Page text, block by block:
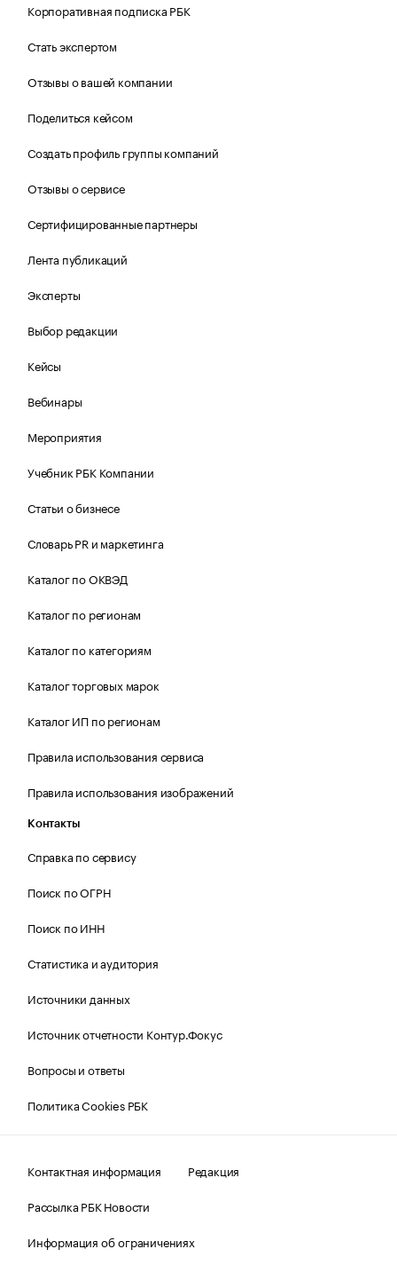
Корпоративная подписка РБК
Стать экспертом
Отзывы о вашей компании
Поделиться кейсом
Создать профиль группы компаний
Отзывы о сервисе
Сертифицированные партнеры
Лента публикаций
Эксперты
Выбор редакции
Кейсы
Вебинары
Мероприятия
Учебник РБК Компании
Статьи о бизнесе
Словарь PR и маркетинга
Каталог по ОКВЭД
Каталог по регионам
Каталог по категориям
Каталог торговых марок
Каталог ИП по регионам
Правила использования сервиса
Правила использования изображений
Контакты
Справка по сервису
Поиск по ОГРН
Поиск по ИНН
Статистика и аудитория
Источники данных
Источник отчетности Контур.Фокус
Вопросы и ответы
Политика Cookies РБК
Контактная информация
Редакция
Рассылка РБК Новости
Информация об ограничениях